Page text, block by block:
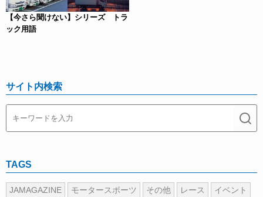
【今さら聞けない】シリーズ トラ
ック用語
サイト内検索
TAGS
JAMAGAZINE モータースポーツ その他 レース イベント